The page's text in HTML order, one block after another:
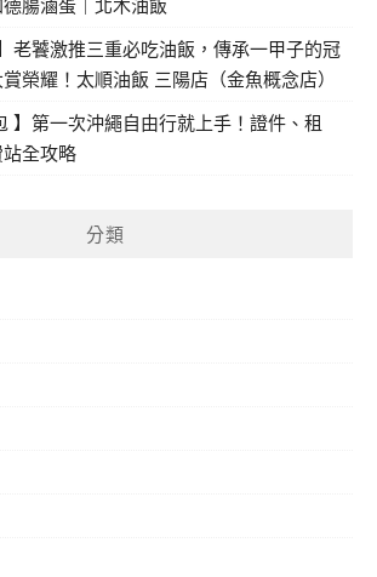
老饕激推三重必吃油飯，傳承一甲子的冠
榮耀！太順油飯 三陽店（金魚概念店）
】第一次沖繩自由行就上手！證件、租
全攻略
分類